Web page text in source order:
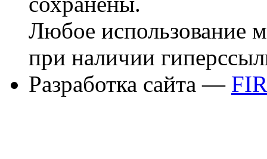
Любое использование
при наличии
Разработка сайта —